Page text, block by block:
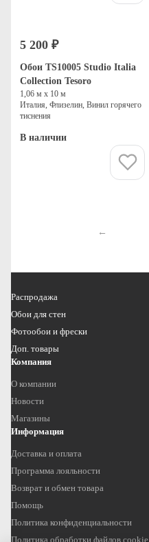
5 200 ₽
Обои TS10005 Studio Italia
Collection Tesoro
1,06 м х 10 м
Италия, Флизелин, Винил горячего
тиснения
В наличии
←
Распродажа
Обои для стен
Фотообои и фрески
Доп. товары
Компания
О компании
Новости
Магазины
Информация
Доставка и оплата
Программа лояльности
Возврат и обмен товара
Помощь
Политика конфиденциальности
Политика обработки файлов cookie